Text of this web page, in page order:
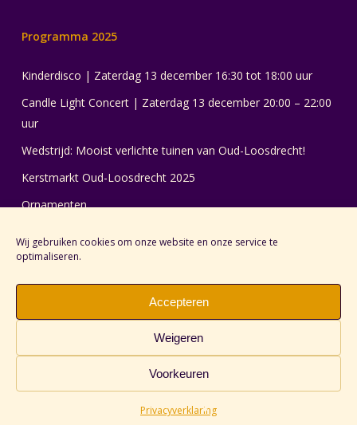
Wij gebruiken cookies om onze website en onze service te
optimaliseren.
Accepteren
Weigeren
Voorkeuren
Privacyverklaring
Programma 2025
Kinderdisco | Zaterdag 13 december 16:30 tot 18:00 uur
Candle Light Concert | Zaterdag 13 december 20:00 – 22:00
uur
Wedstrijd: Mooist verlichte tuinen van Oud-Loosdrecht!
Kerstmarkt Oud-Loosdrecht 2025
Ornamenten
© 2026 LICHT & KUNST LOOSDRECHT.